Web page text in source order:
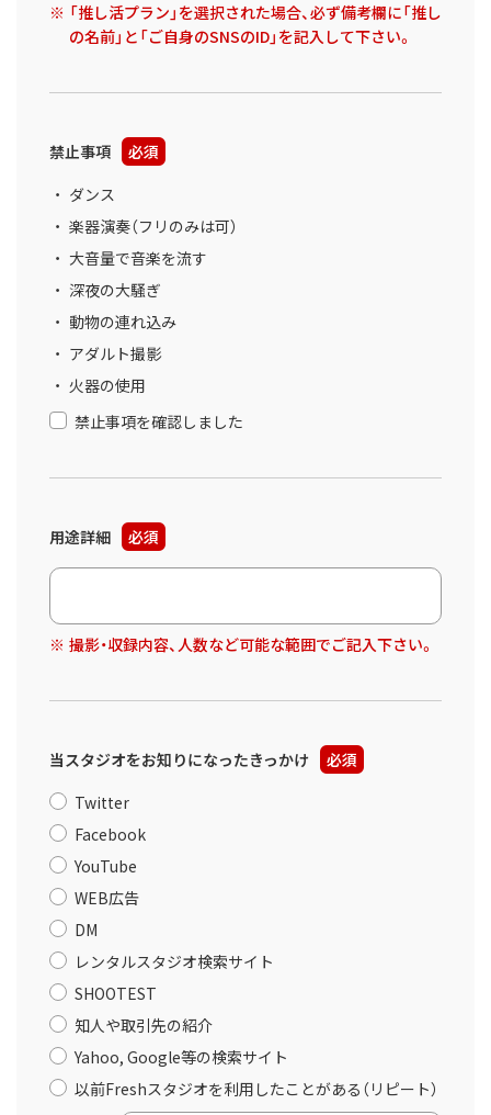
「推し活プラン」を選択された場合、必ず備考欄に「推し
の名前」と「ご自身のSNSのID」を記入して下さい。
禁止事項
必須
ダンス
楽器演奏（フリのみは可）
大音量で音楽を流す
深夜の大騒ぎ
動物の連れ込み
アダルト撮影
火器の使用
禁止事項を確認しました
用途詳細 必須
撮影・収録内容、人数など可能な範囲でご記入下さい。
当スタジオをお知りになったきっかけ
必須
Twitter
Facebook
YouTube
WEB広告
DM
レンタルスタジオ検索サイト
SHOOTEST
知人や取引先の紹介
Yahoo, Google等の検索サイト
以前Freshスタジオを利用したことがある（リピート）